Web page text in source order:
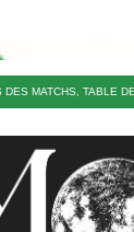
DES MATCHS, TABLE